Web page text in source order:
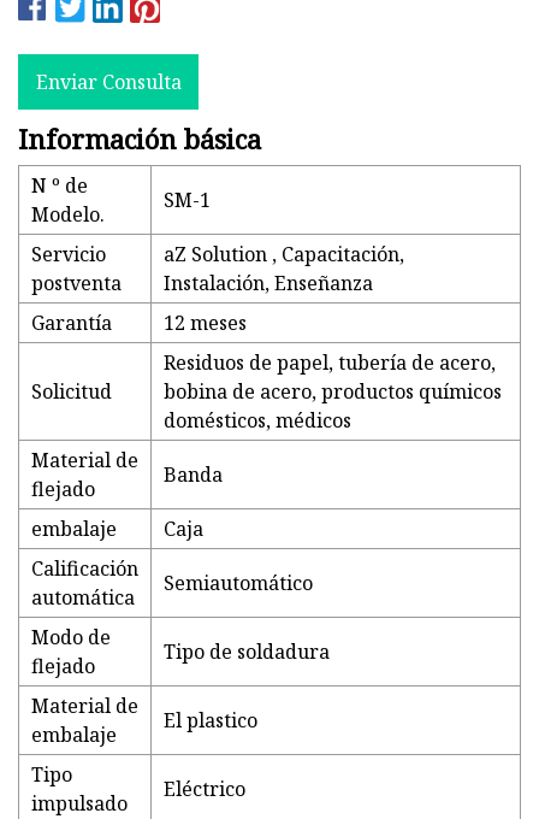
Enviar Consulta
Información básica
N º de
Modelo.
SM-1
Servicio
postventa
aZ Solution , Capacitación,
Instalación, Enseñanza
Garantía
12 meses
Solicitud
Residuos de papel, tubería de acero,
bobina de acero, productos químicos
domésticos, médicos
Material de
flejado
Banda
embalaje
Caja
Calificación
automática
Semiautomático
Modo de
flejado
Tipo de soldadura
Material de
embalaje
El plastico
Tipo
impulsado
Eléctrico